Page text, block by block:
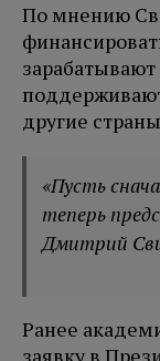
По мнению
другие
«Пусть
теперь
Дмитрий
Ранее
заявку в